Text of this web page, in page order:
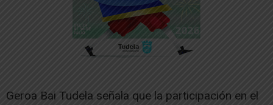
Geroa Bai Tudela señala que la participación en el